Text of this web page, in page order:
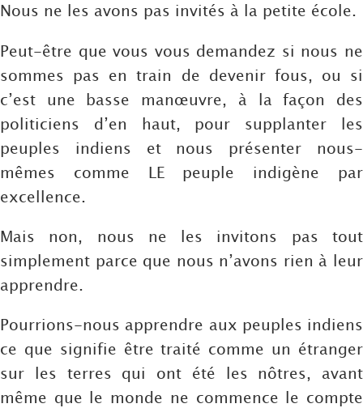
Nous ne les avons pas invités à la petite école.
Peut-être que vous vous demandez si nous ne
sommes pas en train de devenir fous, ou si
c’est une basse manœuvre, à la façon des
politiciens d’en haut, pour supplanter les
peuples indiens et nous présenter nous-
mêmes comme LE peuple indigène par
excellence.
Mais non, nous ne les invitons pas tout
simplement parce que nous n’avons rien à leur
apprendre.
Pourrions-nous apprendre aux peuples indiens
ce que signifie être traité comme un étranger
sur les terres qui ont été les nôtres, avant
même que le monde ne commence le compte